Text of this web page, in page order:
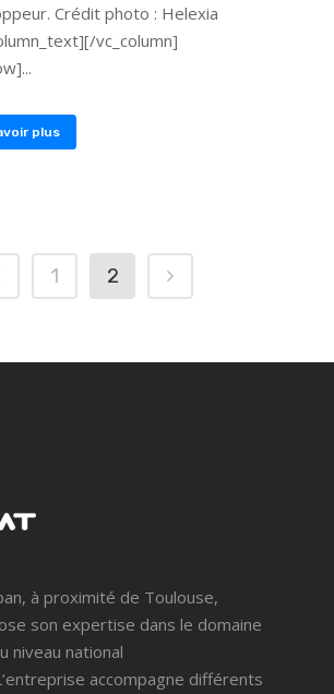
Crédit photo : Helexia
vc_column]
plus
1 2
à proximité de Toulouse,
son expertise dans le domaine
niveau national
accompagne différents